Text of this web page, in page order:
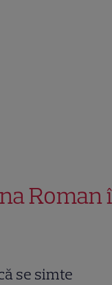
Roman
se simte